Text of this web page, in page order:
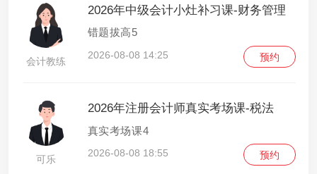
会计教练
2026年中级会计小灶补习课-财务管理
错题拔高5
2026-08-08 14:25 预约
可乐
2026年注册会计师真实考场课-税法
真实考场课4
2026-08-08 18:55 预约